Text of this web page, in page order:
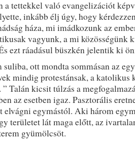
a tettekkel való evangelizációt
inkább élj úgy, hogy
háza, mi imádkozunk az
vagyunk, a mi közösségünk
ezt ráadásul büszkén jelentik ki
ott mondta sommásan az
mindig protestánsak, a katolikus
” Talán kicsit túlzás a
az esetben igaz. Pasztorális
elvágni egymástól. Aki három
területet lát maga előtt, az
gyümölcsöt.